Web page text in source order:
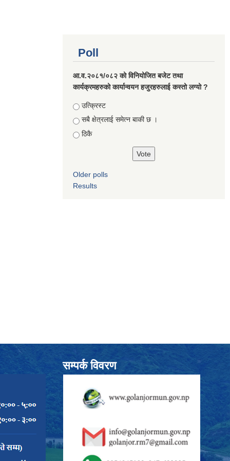
Poll
आ.व.२०८१/०८२ को विनियोजित बजेट तथा
कार्यक्रमहरुको कार्यान्वयन हजुरहरुलाई कस्तो लग्यो ?
Choices
उत्क्रिस्ट
सबै क्षेत्रलाई समेत्न बाकी छ ।
ठिकै
Older polls
Results
सम्पर्क विवरण